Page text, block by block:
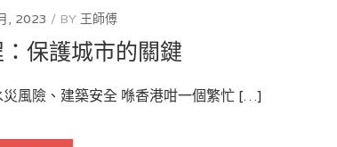
企
業
资
质
低
需
交
, 2023 BY 王師傅
保護城市的關鍵
風險、建築安全 喺香港咁一個繁忙 […]